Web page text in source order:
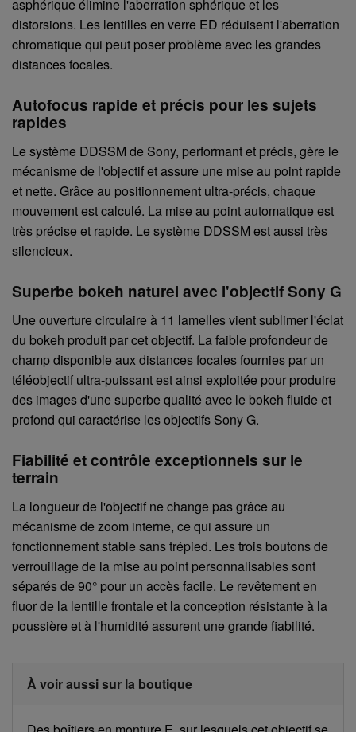
asphérique élimine l'aberration sphérique et les
distorsions. Les lentilles en verre ED réduisent l'aberration
chromatique qui peut poser problème avec les grandes
distances focales.
Autofocus rapide et précis pour les sujets
rapides
Le système DDSSM de Sony, performant et précis, gère le
mécanisme de l'objectif et assure une mise au point rapide
et nette. Grâce au positionnement ultra-précis, chaque
mouvement est calculé. La mise au point automatique est
très précise et rapide. Le système DDSSM est aussi très
silencieux.
Superbe bokeh naturel avec l'objectif Sony G
Une ouverture circulaire à 11 lamelles vient sublimer l'éclat
du bokeh produit par cet objectif. La faible profondeur de
champ disponible aux distances focales fournies par un
téléobjectif ultra-puissant est ainsi exploitée pour produire
des images d'une superbe qualité avec le bokeh fluide et
profond qui caractérise les objectifs Sony G.
Fiabilité et contrôle exceptionnels sur le
terrain
La longueur de l'objectif ne change pas grâce au
mécanisme de zoom interne, ce qui assure un
fonctionnement stable sans trépied. Les trois boutons de
verrouillage de la mise au point personnalisables sont
séparés de 90° pour un accès facile. Le revêtement en
fluor de la lentille frontale et la conception résistante à la
poussière et à l'humidité assurent une grande fiabilité.
À voir aussi sur la boutique